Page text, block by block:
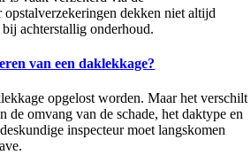
dekken niet altijd
achterstallig onderhoud.
van een daklekkage?
opgelost worden. Maar het verschilt
de omvang van de schade, het daktype en
inspecteur moet langskomen